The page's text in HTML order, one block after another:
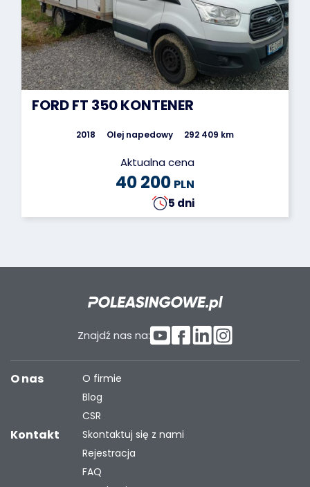
FORD FT 350 KONTENER
2018 Olej napedowy 292 409 km
Aktualna cena
40 200 PLN
5 dni
Znajdź nas na:
O nas
O firmie
Blog
CSR
Kontakt
Skontaktuj się z nami
Rejestracja
FAQ